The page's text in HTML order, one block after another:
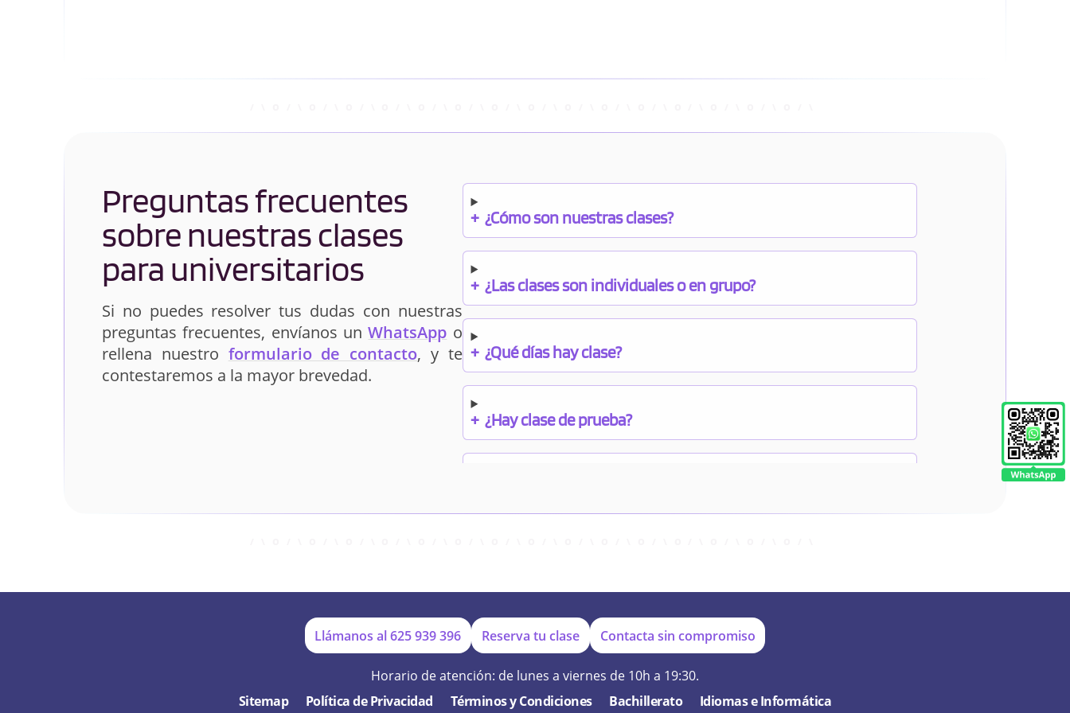
Preguntas frecuentes
sobre nuestras clases
para universitarios
Si no puedes resolver tus dudas con nuestras
preguntas frecuentes, envíanos unWhatsApp o
rellena nuestro formulario de contacto, y te
contestaremos a la mayor brevedad.
+ ¿Cómo son nuestras clases?
+ ¿Las clases son individuales o en grupo?
+ ¿Qué días hay clase?
+ ¿Hay clase de prueba?
+ ¿Por qué online?
Llámanos al625 939 396 Reserva tu clase Contacta sin compromiso
Horario de atención: de lunes a viernes de 10h a 19:30.
Sitemap
Política de Privacidad Términos y Condiciones Bachillerato Idiomas e Informática